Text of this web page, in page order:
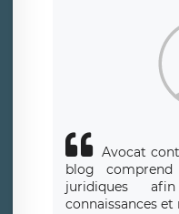
Avocat
blog
juridiques
connaissances